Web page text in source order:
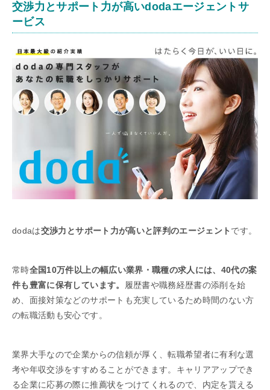
交渉力とサポート力が高いdodaエージェントサ
ービス
dodaは交渉力とサポート力が高いと評判のエージェント です。
常時全国10万件以上の幅広い業界・職種の求人には、40代の案
件も豊富に保有しています。
履歴書や職務経歴書の添削を始
め、面接対策などのサポートも充実しているため時間のない方
の転職活動も安心です。
業界大手なので企業からの信頼が厚く、転職希望者に有利な選
考や年収交渉をすすめることができます。キャリアアップでき
る企業に応募の際に推薦状をつけてくれるので、内定を貰える